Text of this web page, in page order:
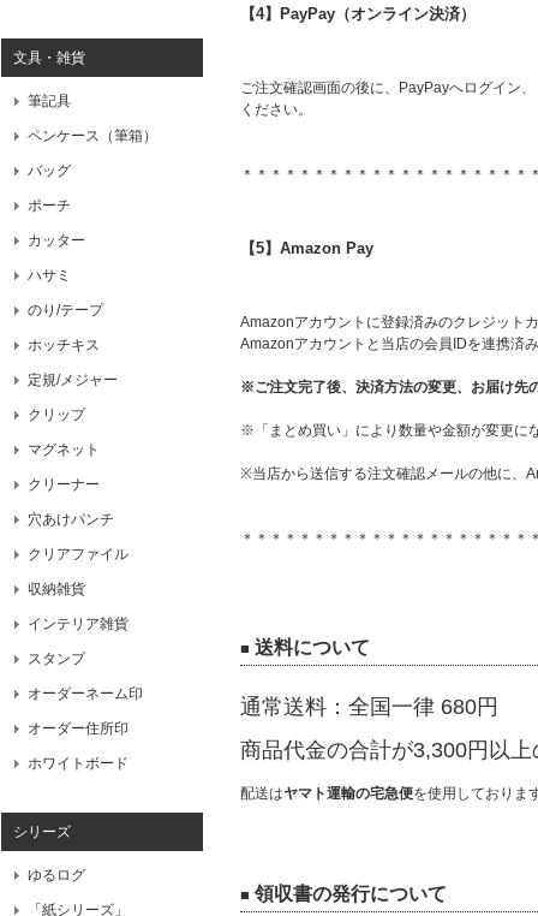
文具・雑貨
筆記具
ペンケース（筆箱）
バッグ
ポーチ
カッター
ハサミ
のり/テープ
ホッチキス
定規/メジャー
クリップ
マグネット
クリーナー
穴あけパンチ
クリアファイル
収納雑貨
インテリア雑貨
スタンプ
オーダーネーム印
オーダー住所印
ホワイトボード
シリーズ
ゆるログ
「紙シリーズ」
【4】PayPay（オンライン決済）
ご注文確認画面の後に、PayPayへログイン
ください。
＊＊＊＊＊＊＊＊＊＊＊＊＊＊＊＊＊＊＊＊
【5】Amazon Pay
Amazonアカウントに登録済みのクレジット
Amazonアカウントと当店の会員IDを連携済
※ご注文完了後、決済方法の変更、お届け先
※「まとめ買い」により数量や金額が変更に
※当店から送信する注文確認メールの他に、
＊＊＊＊＊＊＊＊＊＊＊＊＊＊＊＊＊＊＊＊
■ 送料について
通常送料：全国一律 680円
商品代金の合計が3,300円以
配送はヤマト運輸の宅急便を使用しておりま
■ 領収書の発行について